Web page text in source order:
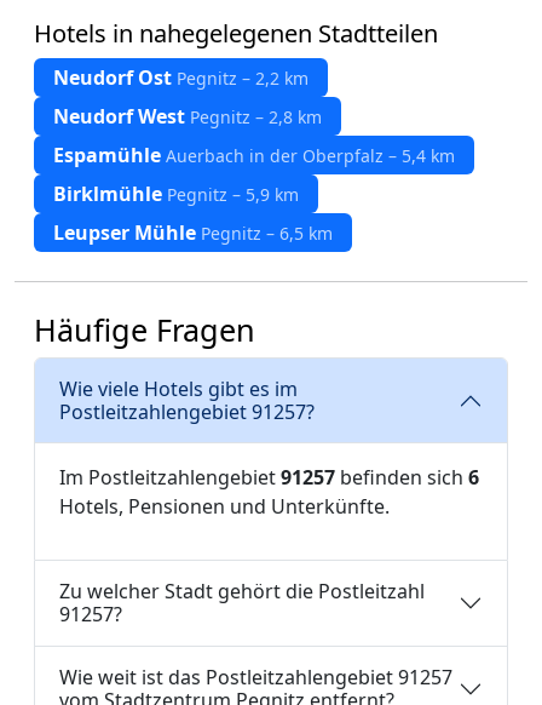
Hotels in nahegelegenen Stadtteilen
Neudorf Ost Pegnitz – 2,2 km
Neudorf West Pegnitz – 2,8 km
Espamühle Auerbach in der Oberpfalz – 5,4 km
Birklmühle Pegnitz – 5,9 km
Leupser Mühle Pegnitz – 6,5 km
Häufige Fragen
Wie viele Hotels gibt es im
Postleitzahlengebiet 91257?
Im Postleitzahlengebiet91257 befinden sich 6
Hotels, Pensionen und Unterkünfte.
Zu welcher Stadt gehört die Postleitzahl
91257?
Wie weit ist das Postleitzahlengebiet 91257